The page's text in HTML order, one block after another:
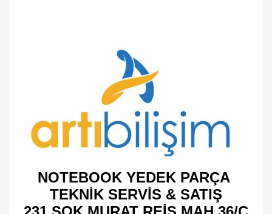
NOTEBOOK YEDEK PARÇA
TEKNİK SERVİS & SATIŞ